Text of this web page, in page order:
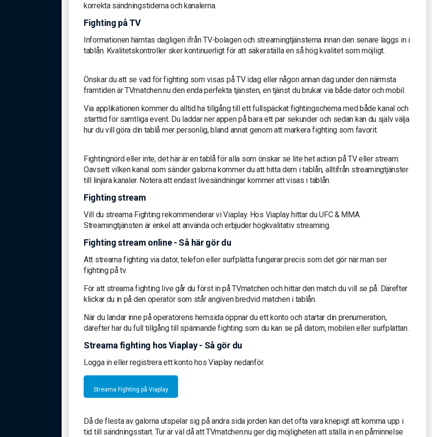
korrekta sändningstiderna och kanalerna.
Fighting på TV
Informationen hämtas dagligen ifrån TV-bolagen och streamingtjänsterna innan den senare läggs in i
tablån. Kvalitetskontroller sker kontinuerligt för att säkerställa en så hög kvalitet som möjligt.
Önskar du att se vad för fighting som visas på TV idag eller någon annan dag under den närmsta
framtiden är TVmatchen.nu den enda perfekta tjänsten, en tjänst du brukar via både dator och mobil.
Via applikationen kommer du alltid ha tillgång till ett fullspäckat fightingschema med både kanal och
starttid för samtliga event. Du laddar ner appen på bara ett par sekunder och sedan kan du själv välja
hur du vill göra din tablå mer personlig, bland annat genom att markera fighting som favorit.
Fightingnörd eller inte, det här är en tablå för alla som önskar se lite het action på TV eller stream.
Oavsett vilken kanal som sänder galorna kommer du att hitta dem i tablån, alltifrån streamingtjänster
till linjära kanaler. Notera att endast livesändningar kommer att visas i tablån.
Fighting stream
Vill du streama Fighting rekommenderar vi Viaplay. Hos Viaplay hittar du UFC & MMA.
Streamingtjänsten är enkel att använda och erbjuder högkvalitativ streaming.
Fighting stream online - Så här gör du
Att streama fighting via dator, telefon eller surfplatta fungerar precis som det gör när man ser
fighting på tv.
För att streama fighting live går du först in på TVmatchen och hittar den match du vill se på. Därefter
klickar du in på den operatör som står angiven bredvid matchen i tablån.
När du landar inne på operatörens hemsida öppnar du ett konto och startar din prenumeration,
därefter har du full tillgång till spännande fighting som du kan se på datorn, mobilen eller surfplattan.
Streama fighting hos Viaplay - Så gör du
Logga in eller registrera ett konto hos Viaplay nedanför.
Streama Fighting på Viaplay
Då de flesta av galorna utspelar sig på andra sida jorden kan det ofta vara knepigt att komma upp i
tid till sändningsstart. Tur är väl då att TVmatchen.nu ger dig möjligheten att ställa in en påminnelse